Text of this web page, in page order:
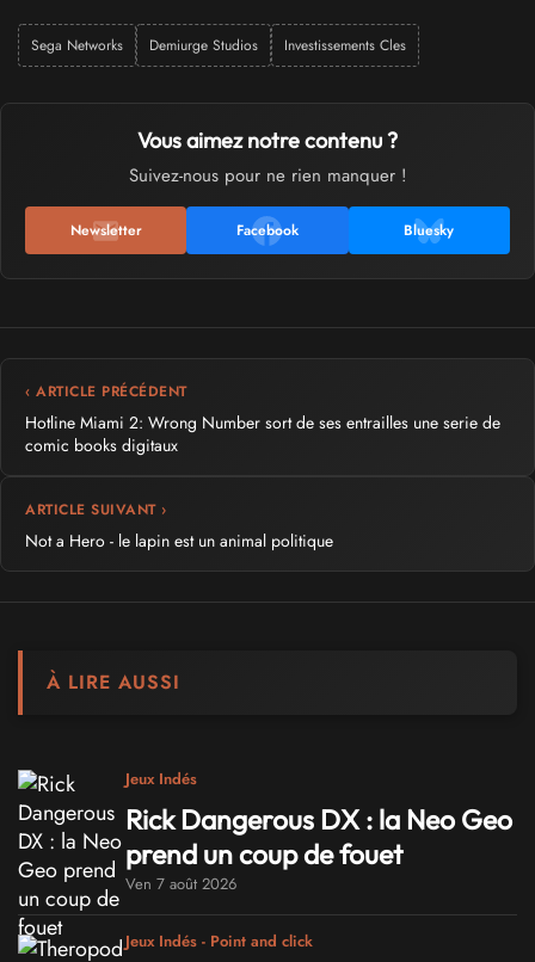
Sega Networks Demiurge Studios Investissements Cles
Vous aimez notre contenu ?
Suivez-nous pour ne rien manquer !
Newsletter Facebook Bluesky
‹ ARTICLE PRÉCÉDENT
Hotline Miami 2: Wrong Number sort de ses entrailles une serie de
comic books digitaux
ARTICLE SUIVANT ›
Not a Hero - le lapin est un animal politique
À LIRE AUSSI
Jeux Indés
Rick Dangerous DX : la Neo Geo
prend un coup de fouet
Ven 7 août 2026
Jeux Indés - Point and click